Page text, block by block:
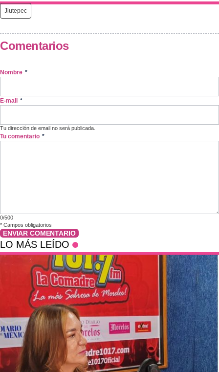
Jiutepec
Comentarios
Nombre *
E-mail *
Tu dirección de email no será publicada.
Tu comentario *
0/500
* Campos obligatorios
ENVIAR COMENTARIO
LO MÁS LEÍDO